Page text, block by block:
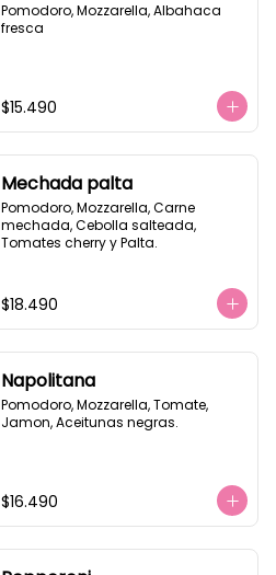
Pomodoro, Mozzarella, Albahaca
fresca
$15.490
Mechada palta
Pomodoro, Mozzarella, Carne
mechada, Cebolla salteada,
Tomates cherry y Palta.
$18.490
Napolitana
Pomodoro, Mozzarella, Tomate,
Jamon, Aceitunas negras.
$16.490